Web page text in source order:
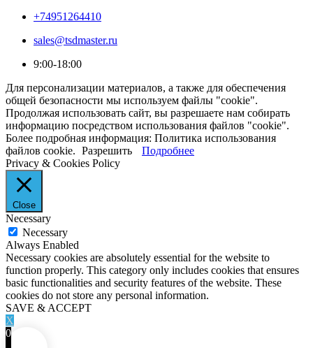
+74951264410
sales@tsdmaster.ru
9:00-18:00
Для персонализации материалов, а также для обеспечения
общей безопасности мы используем файлы "cookie".
Продолжая использовать сайт, вы разрешаете нам собирать
информацию посредством использования файлов "cookie".
Более подробная информация: Политика использования
файлов cookie. Разрешить
Подробнее
Privacy & Cookies Policy
Close
Necessary
Necessary
Always Enabled
Necessary cookies are absolutely essential for the website to
function properly. This category only includes cookies that ensures
basic functionalities and security features of the website. These
cookies do not store any personal information.
SAVE & ACCEPT
X
0